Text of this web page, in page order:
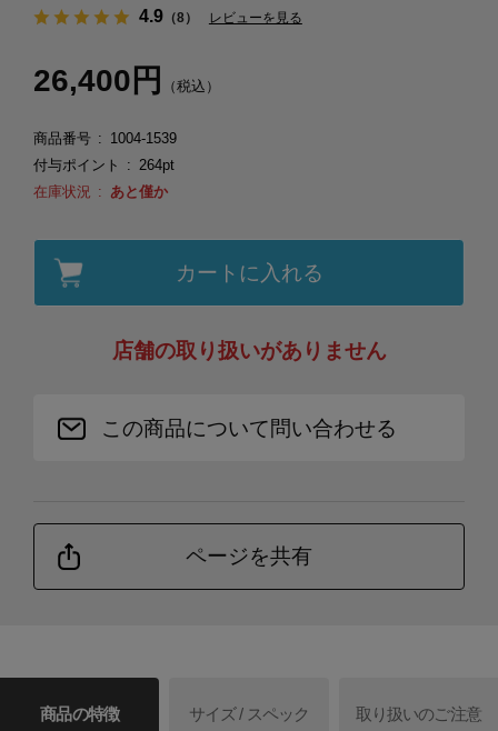
4.9（8） レビューを見る
26,400円 （税込）
商品番号
1004-1539
付与ポイント
264pt
在庫状況
あと僅か
カートに入れる
店舗の取り扱いがありません
この商品について問い合わせる
ページを共有
商品の特徴 サイズ / スペック 取り扱いのご注意